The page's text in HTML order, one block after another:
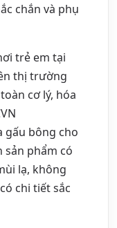
chắn và phụ
trẻ em tại
thị trường
cơ lý, hóa
gấu bông cho
phẩm có
lạ, không
chi tiết sắc